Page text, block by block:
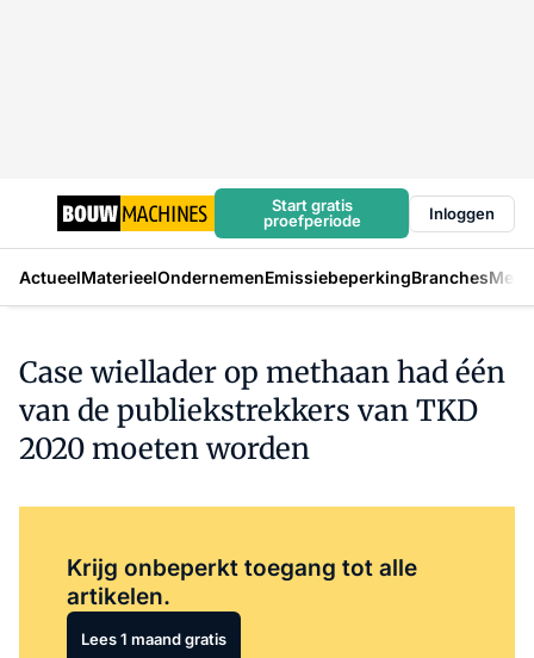
Start gratis
proefperiode
Inloggen
ActueelMaterieelOndernemenEmissiebeperkingBranches
Case wiellader op methaan had één
van de publiekstrekkers van TKD
2020 moeten worden
Krijg onbeperkt toegang tot alle
artikelen.
Lees 1 maand gratis